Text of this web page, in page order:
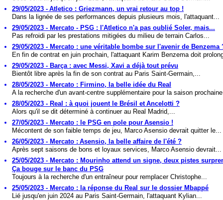
29/05/2023 - Atletico : Griezmann, un vrai retour au top !
Dans la lignée de ses performances depuis plusieurs mois, l'attaquant...
29/05/2023 - Mercato - PSG : l'Atletico n'a pas oublié Soler, mais...
Pas refroidi par les prestations mitigées du milieu de terrain Carlos...
29/05/2023 - Mercato : une véritable bombe sur l'avenir de Benzema
En fin de contrat en juin prochain, l'attaquant Karim Benzema doit
29/05/2023 - Barça : avec Messi, Xavi a déjà tout prévu
Bientôt libre après la fin de son contrat au Paris Saint-Germain,...
28/05/2023 - Mercato : Firmino, la belle idée du Real
A la recherche d'un avant-centre supplémentaire pour la saison
28/05/2023 - Real : à quoi jouent le Brésil et Ancelotti ?
Alors qu'il se dit déterminé à continuer au Real Madrid,...
27/05/2023 - Mercato : le PSG en pole pour Asensio !
Mécontent de son faible temps de jeu, Marco Asensio devrait quitter le...
26/05/2023 - Mercato : Asensio, la belle affaire de l'été ?
Après sept saisons de bons et loyaux services, Marco Asensio devrait...
25/05/2023 - Mercato : Mourinho attend un signe, deux pistes
Ça bouge sur le banc du PSG
Toujours à la recherche d'un entraîneur pour remplacer Christophe...
25/05/2023 - Mercato : la réponse du Real sur le dossier Mbappé
Lié jusqu'en juin 2024 au Paris Saint-Germain, l'attaquant Kylian...